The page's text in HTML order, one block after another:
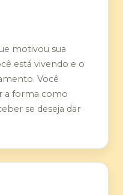
motivou sua
está vivendo e o
Você
a forma como
se deseja dar